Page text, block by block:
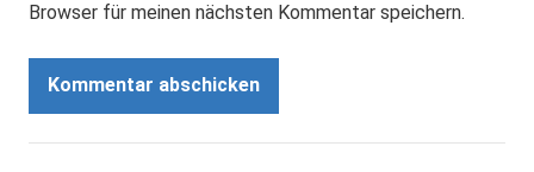
Browser für meinen nächsten Kommentar speichern.